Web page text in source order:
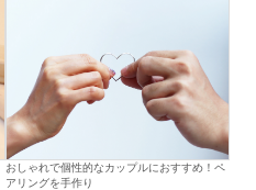
おしゃれで個性的なカップルにおすすめ！ペ
アリングを手作り